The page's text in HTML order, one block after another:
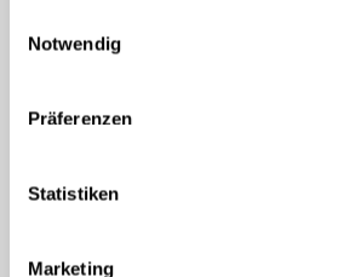
Informationen über Ihre
erfassen, welche bis auf einige
Ihr Gerät durch aktives
Erfahren Sie mehr darüber, wie Ihre
Notwendig
Präferenzen
Statistiken
Marketing
ukrainischen und russischen
Soldaten brechen vor
aus, telefonieren mit
Nationalhymne und feiern